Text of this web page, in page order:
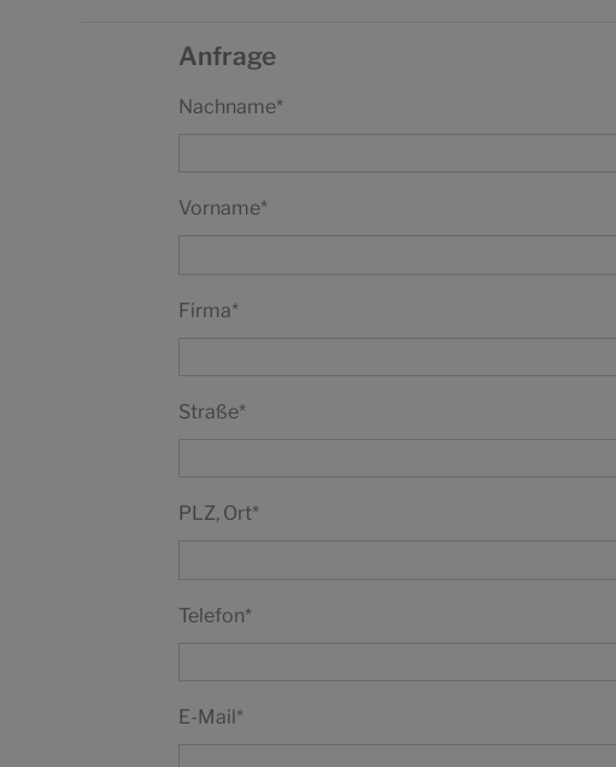
Anfrage
Nachname*
Vorname*
Firma*
Straße*
PLZ, Ort*
Telefon*
E-Mail*